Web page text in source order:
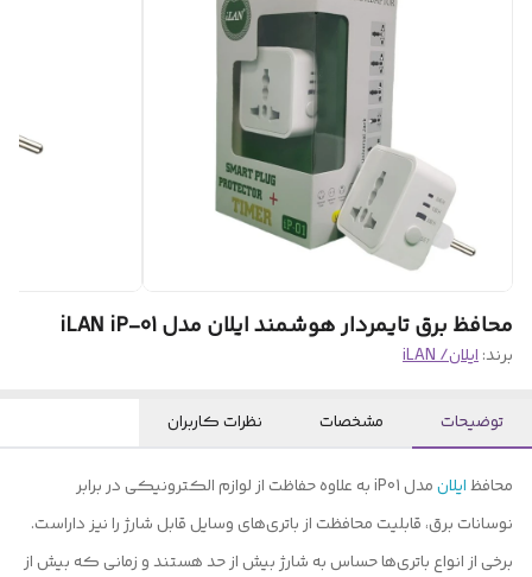
محافظ برق تایمردار هوشمند ایلان مدل iLAN iP-01
برند:ایلان/ iLAN
توضیحات مشخصات نظرات کاربران
محافظایلان
مدل iP01 به علاوه حفاظت از لوازم الکترونیکی در برابر
نوسانات برق، قابلیت محافظت از باتری‌های وسایل قابل شارژ را نیز داراست.
برخی از انواع باتری‌ها حساس به شارژ بیش از حد هستند و زمانی که بیش از